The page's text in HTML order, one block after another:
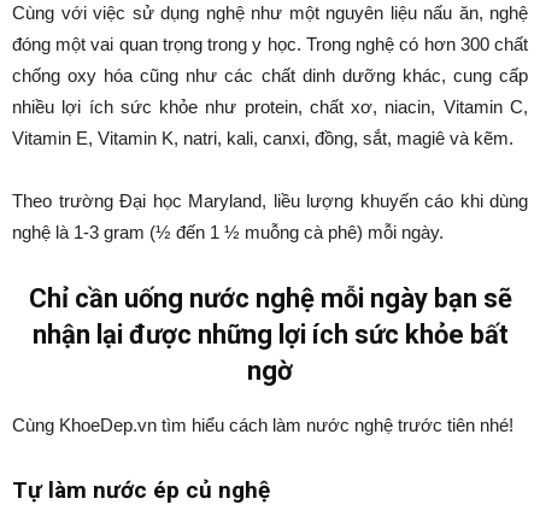
Cùng với việc sử dụng nghệ như một nguyên liệu nấu ăn, nghệ
đóng một vai quan trọng trong y học. Trong nghệ có hơn 300 chất
chống oxy hóa cũng như các chất dinh dưỡng khác, cung cấp
nhiều lợi ích sức khỏe như protein, chất xơ, niacin, Vitamin C,
Vitamin E, Vitamin K, natri, kali, canxi, đồng, sắt, magiê và kẽm.
Theo trường Đại học Maryland, liều lượng khuyến cáo khi dùng
nghệ là 1-3 gram (½ đến 1 ½ muỗng cà phê) mỗi ngày.
Chỉ cần uống nước nghệ mỗi ngày bạn sẽ
nhận lại được những lợi ích sức khỏe bất
ngờ
Cùng KhoeDep.vn tìm hiểu cách làm nước nghệ trước tiên nhé!
Tự làm nước ép củ nghệ